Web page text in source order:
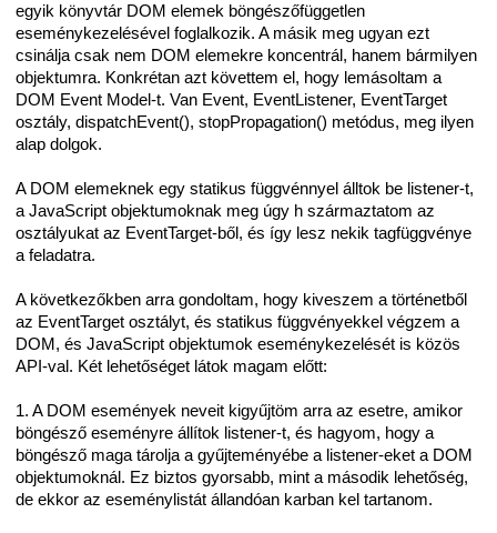
egyik könyvtár DOM elemek böngészőfüggetlen
eseménykezelésével foglalkozik. A másik meg ugyan ezt
csinálja csak nem DOM elemekre koncentrál, hanem bármilyen
objektumra. Konkrétan azt követtem el, hogy lemásoltam a
DOM Event Model-t. Van Event, EventListener, EventTarget
osztály, dispatchEvent(), stopPropagation() metódus, meg ilyen
alap dolgok.
A DOM elemeknek egy statikus függvénnyel álltok be listener-t,
a JavaScript objektumoknak meg úgy h származtatom az
osztályukat az EventTarget-ből, és így lesz nekik tagfüggvénye
a feladatra.
A következőkben arra gondoltam, hogy kiveszem a történetből
az EventTarget osztályt, és statikus függvényekkel végzem a
DOM, és JavaScript objektumok eseménykezelését is közös
API-val. Két lehetőséget látok magam előtt:
1. A DOM események neveit kigyűjtöm arra az esetre, amikor
böngésző eseményre állítok listener-t, és hagyom, hogy a
böngésző maga tárolja a gyűjteményébe a listener-eket a DOM
objektumoknál. Ez biztos gyorsabb, mint a második lehetőség,
de ekkor az eseménylistát állandóan karban kel tartanom.